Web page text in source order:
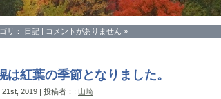
リ： 日記 | コメントがありません »
は紅葉の季節となりました。
21st, 2019 | 投稿者：: 山崎